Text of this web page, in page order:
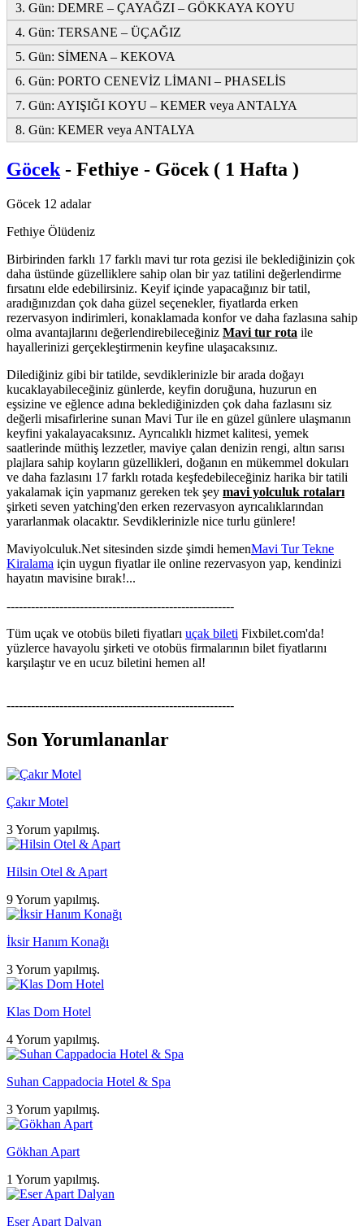
3. Gün: DEMRE – ÇAYAĞZI – GÖKKAYA KOYU
4. Gün: TERSANE – ÜÇAĞIZ
5. Gün: SİMENA – KEKOVA
6. Gün: PORTO CENEVİZ LİMANI – PHASELİS
7. Gün: AYIŞIĞI KOYU – KEMER veya ANTALYA
8. Gün: KEMER veya ANTALYA
Göcek- Fethiye - Göcek ( 1 Hafta )
Göcek 12 adalar
Fethiye Ölüdeniz
Birbirinden farklı 17 farklı mavi tur rota gezisi ile beklediğinizin çok
daha üstünde güzelliklere sahip olan bir yaz tatilini değerlendirme
fırsatını elde edebilirsiniz. Keyif içinde yapacağınız bir tatil,
aradığınızdan çok daha güzel seçenekler, fiyatlarda erken
rezervasyon indirimleri, konaklamada konfor ve daha fazlasına sahip
olma avantajlarını değerlendirebileceğiniz Mavi tur rota ile
hayallerinizi gerçekleştirmenin keyfine ulaşacaksınız.
Dilediğiniz gibi bir tatilde, sevdiklerinizle bir arada doğayı
kucaklayabileceğiniz günlerde, keyfin doruğuna, huzurun en
eşsizine ve eğlence adına beklediğinizden çok daha fazlasını siz
değerli misafirlerine sunan Mavi Tur ile en güzel günlere ulaşmanın
keyfini yakalayacaksınız. Ayrıcalıklı hizmet kalitesi, yemek
saatlerinde müthiş lezzetler, maviye çalan denizin rengi, altın sarısı
plajlara sahip koyların güzellikleri, doğanın en mükemmel dokuları
ve daha fazlasını 17 farklı rotada keşfedebileceğiniz harika bir tatili
yakalamak için yapmanız gereken tek şey mavi yolculuk rotaları
şirketi seven yatching'den erken rezervasyon ayrıcalıklarından
yararlanmak olacaktır. Sevdiklerinizle nice turlu günlere!
Maviyolculuk.Net sitesinden sizde şimdi hemenMavi Tur Tekne
Kiralama için uygun fiyatlar ile online rezervasyon yap, kendinizi
hayatın mavisine bırak!...
--------------------------------------------------------
Tüm uçak ve otobüs bileti fiyatları uçak bileti Fixbilet.com'da!
yüzlerce havayolu şirketi ve otobüs firmalarının bilet fiyatlarını
karşılaştır ve en ucuz biletini hemen al!
--------------------------------------------------------
Son Yorumlananlar
Çakır Motel
3 Yorum yapılmış.
Hilsin Otel & Apart
9 Yorum yapılmış.
İksir Hanım Konağı
3 Yorum yapılmış.
Klas Dom Hotel
4 Yorum yapılmış.
Suhan Cappadocia Hotel & Spa
3 Yorum yapılmış.
Gökhan Apart
1 Yorum yapılmış.
Eser Apart Dalyan